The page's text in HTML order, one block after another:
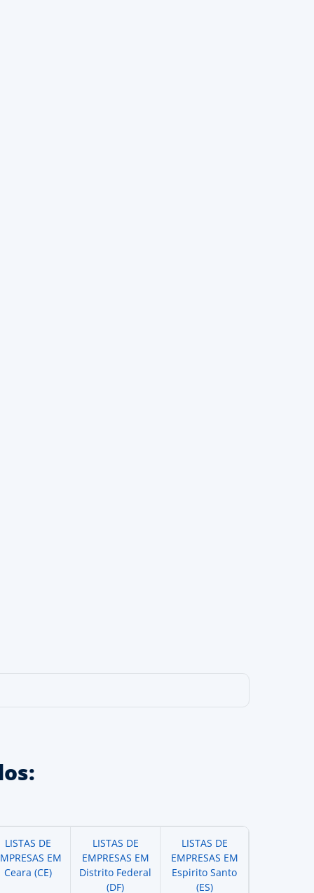
LISTAS DE
EM
Ceara (CE)
LISTAS DE
EMPRESAS EM
Distrito Federal
(DF)
LISTAS DE
EMPRESAS EM
Espirito Santo
(ES)